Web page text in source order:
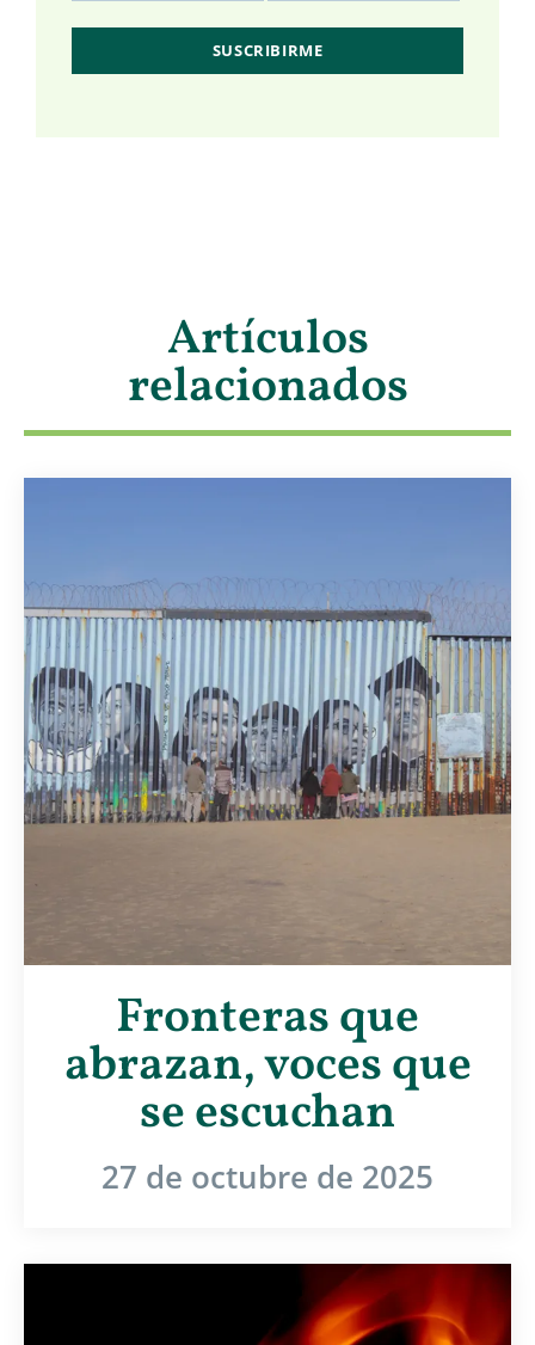
Artículos
relacionados
Fronteras que
abrazan, voces que
se escuchan
27 de octubre de 2025